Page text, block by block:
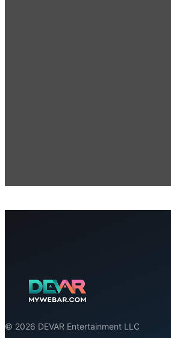
© 2026 DEVAR Entertainment LLC